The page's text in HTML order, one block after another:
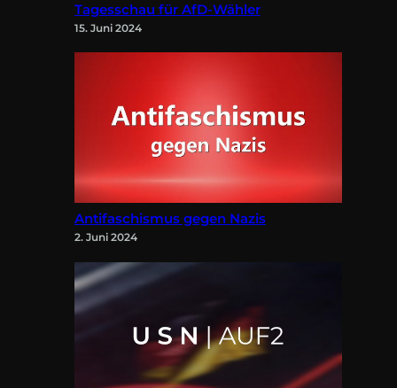
Tagesschau für AfD-Wähler
15. Juni 2024
Antifaschismus gegen Nazis
2. Juni 2024